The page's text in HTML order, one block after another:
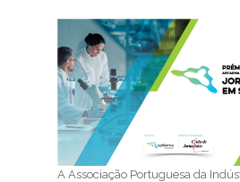
A Associação Portuguesa da